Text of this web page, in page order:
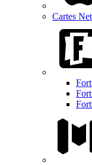
Cartes